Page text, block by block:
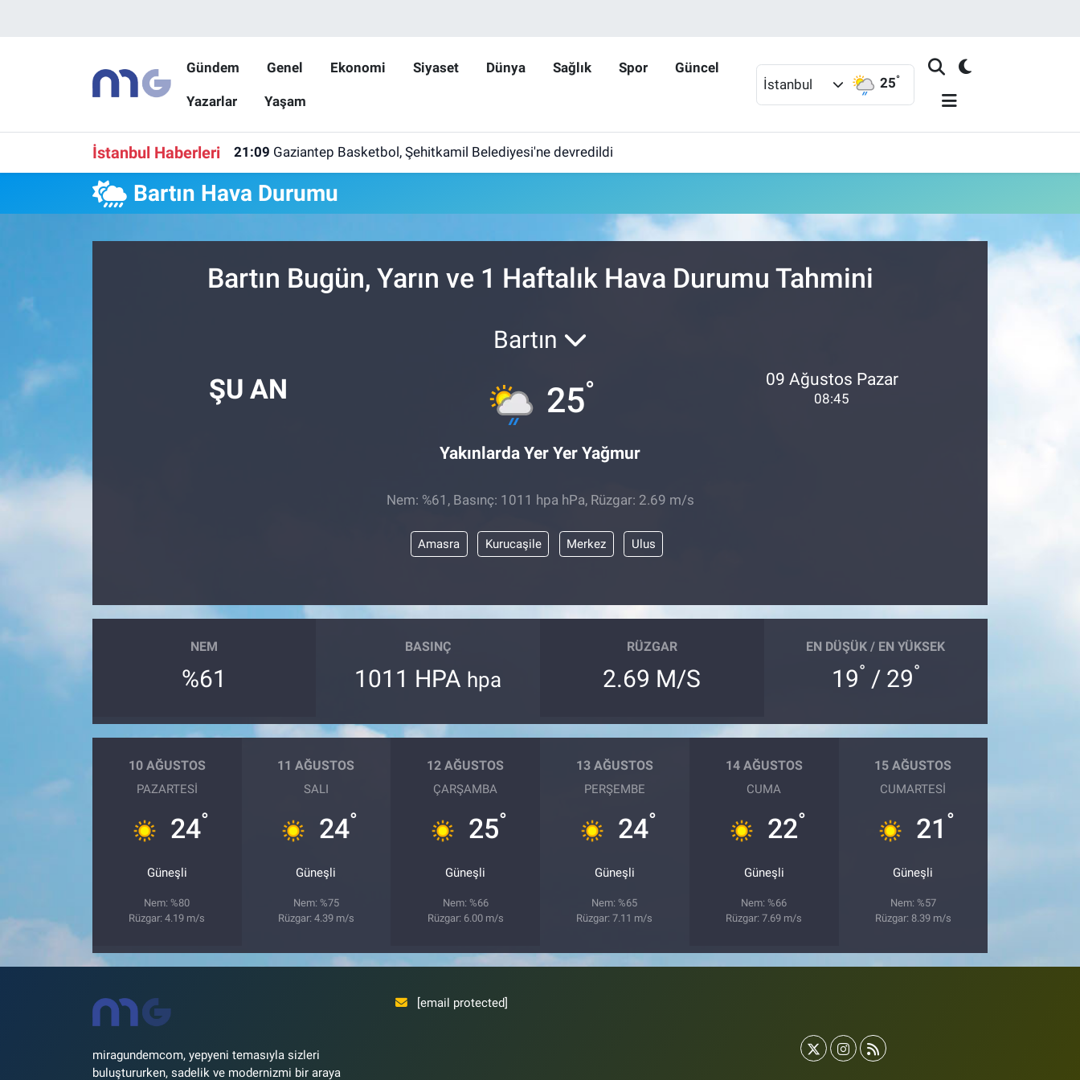
Gündem Genel Ekonomi Siyaset Dünya Sağlık Spor Güncel
Yazarlar Yaşam
İstanbul 25°
İstanbul Haberleri 21:09 Gaziantep Basketbol, Şehitkamil Belediyesi'ne devredildi
Bartın Hava Durumu
Bartın Bugün, Yarın ve 1 Haftalık Hava Durumu Tahmini
ŞU AN
Bartın
25°
Yakınlarda Yer Yer Yağmur
09 Ağustos Pazar
08:45
Nem: %61, Basınç: 1011 hpa hPa, Rüzgar: 2.69 m/s
Amasra Kurucaşile Merkez Ulus
NEM
%61
BASINÇ
1011 HPA hpa
RÜZGAR
2.69 M/S
EN DÜŞÜK / EN YÜKSEK
19° / 29°
10 AĞUSTOS
PAZARTESI
24°
Güneşli
Nem: %80
Rüzgar: 4.19 m/s
11 AĞUSTOS
SALI
24°
Güneşli
Nem: %75
Rüzgar: 4.39 m/s
12 AĞUSTOS
ÇARŞAMBA
25°
Güneşli
Nem: %66
Rüzgar: 6.00 m/s
13 AĞUSTOS
PERŞEMBE
24°
Güneşli
Nem: %65
Rüzgar: 7.11 m/s
14 AĞUSTOS
CUMA
22°
Güneşli
Nem: %66
Rüzgar: 7.69 m/s
15 AĞUSTOS
CUMARTESI
21 °
Güneşli
Nem: %57
Rüzgar: 8.39 m/s
miragundemcom, yepyeni temasıyla sizleri
buluştururken, sadelik ve modernizmi bir araya
[email protected]
Hava Durumu
İstanbul Namaz Vakitleri
Trafik Durumu